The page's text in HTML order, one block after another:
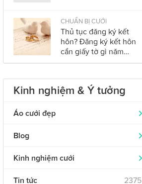
CHUẨN BỊ CƯỚI
Thủ tục đăng ký kết
hôn? Đăng ký kết hôn
cần giấy tờ gì năm
2023?
Kinh nghiệm & Ý tưởng
Áo cưới đẹp
Áo dài cưới
319
Váy cưới cô dâu
643
Váy phụ dâu
326
Blog
Wyndham Grand Phu Quoc – Đám
Cưới Trong Mơ Tại Đảo Ngọc Tuyệt
0
Kinh nghiệm cưới
Chuẩn bị cưới
621
Tin tức 2375